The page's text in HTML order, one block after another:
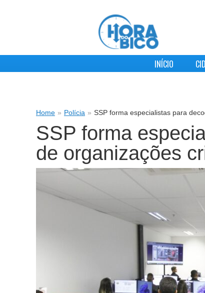
INÍCIO
Home » Polícia » SSP forma especialistas para
SSP forma
de organizações